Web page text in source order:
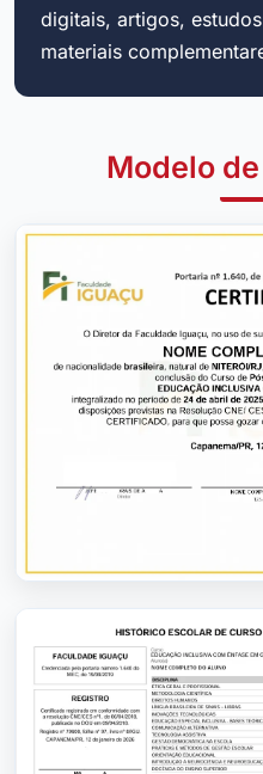
digitais, artigos,
materiais
Modelo